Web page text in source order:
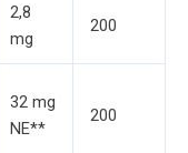
2,8
mg
200
32 mg
NE**
200